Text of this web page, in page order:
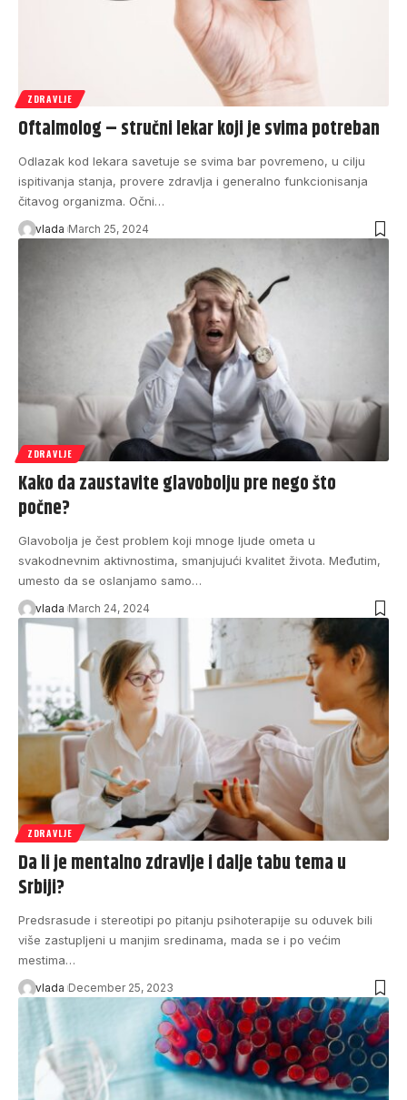
ZDRAVLJE
Oftalmolog – stručni lekar koji je svima potreban
Odlazak kod lekara savetuje se svima bar povremeno, u cilju
ispitivanja stanja, provere zdravlja i generalno funkcionisanja
čitavog organizma. Očni…
vlada March 25, 2024
ZDRAVLJE
Kako da zaustavite glavobolju pre nego što
počne?
Glavobolja je čest problem koji mnoge ljude ometa u
svakodnevnim aktivnostima, smanjujući kvalitet života. Međutim,
umesto da se oslanjamo samo…
vlada March 24, 2024
ZDRAVLJE
Da li je mentalno zdravlje i dalje tabu tema u
Srbiji?
Predsrasude i stereotipi po pitanju psihoterapije su oduvek bili
više zastupljeni u manjim sredinama, mada se i po većim
mestima…
vlada December 25, 2023